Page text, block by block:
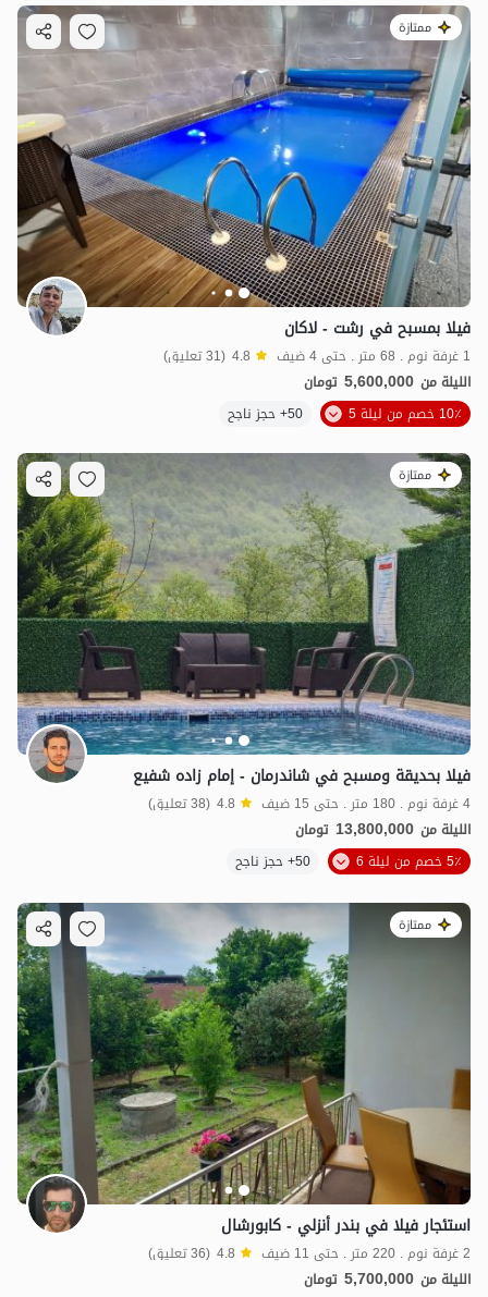
ممتازة
فيلا بمسبح في رشت - لاكان
1 غرفة نوم . 68 متر . حتى 4 ضيف 4.8 (31 تعليق)
الليلة من 5,600,000 تومان
10٪ خصم من ليلة 5
50+ حجز ناجح
ممتازة
فيلا بحديقة ومسبح في شاندرمان - إمام زاده شفيع
4 غرفة نوم . 180 متر . حتى 15 ضيف 4.8 (38 تعليق)
الليلة من 13,800,000 تومان
5٪ خصم من ليلة 6
50+ حجز ناجح
ممتازة
استئجار فيلا في بندر أنزلي - كابورشال
2 غرفة نوم . 220 متر . حتى 11 ضيف 4.8 (36 تعليق)
الليلة من 5,700,000 تومان